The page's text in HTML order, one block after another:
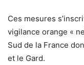
Ces mesures
vigilance orange «
Sud de la France
et le Gard.